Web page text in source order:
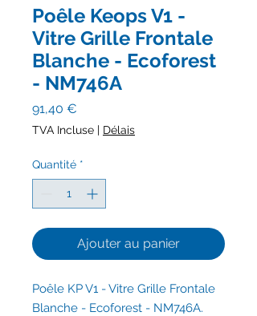
Poêle Keops V1 -
Vitre Grille Frontale
Blanche - Ecoforest
- NM746A
91,40 €
TVA Incluse | Délais
Quantité *
Ajouter au panier
Poêle KP V1 - Vitre Grille Frontale
Blanche - Ecoforest - NM746A.